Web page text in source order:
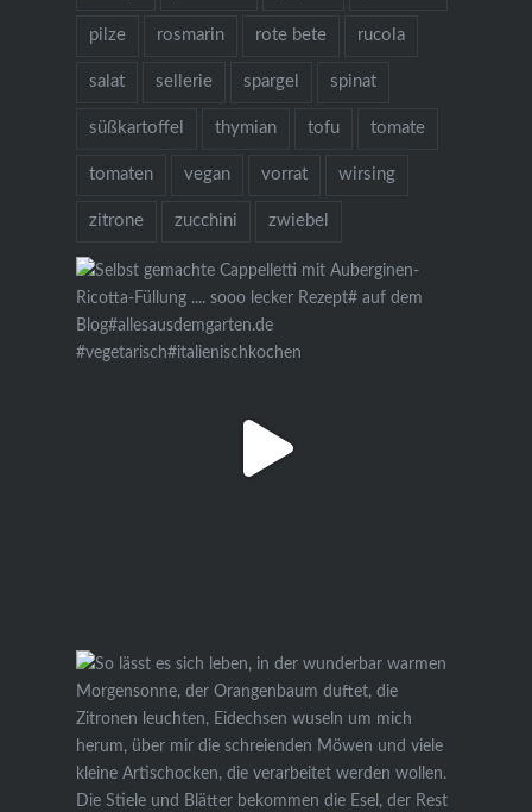
pilze rosmarin rote bete rucola
salat sellerie spargel spinat
süßkartoffel thymian tofu tomate
tomaten vegan vorrat wirsing
zitrone zucchini zwiebel